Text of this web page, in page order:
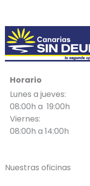
Horario
Lunes a jueves:
08:00h a 19:00h
Viernes:
08:00h a 14:00h
Nuestras oficinas